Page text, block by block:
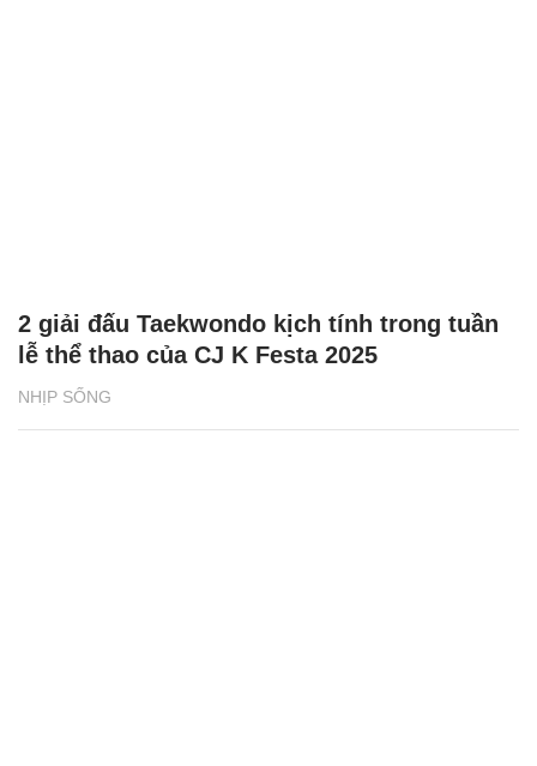
NHỊP SỐNG
2 giải đấu Taekwondo kịch tính trong tuần
lễ thể thao của CJ K Festa 2025